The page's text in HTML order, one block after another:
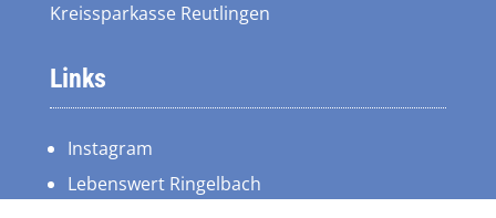
Kreissparkasse Reutlingen
Links
Instagram
Lebenswert Ringelbach